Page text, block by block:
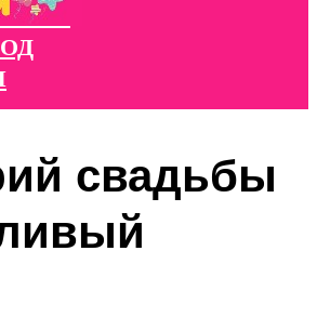
свадьбы